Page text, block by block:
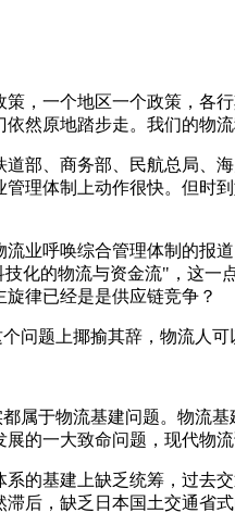
，一个地区一个政策，各
然原地踏步走。我们的物
道部、商务部、民航总局、
理体制上动作很快。但时
业呼唤综合管理体制的报
化的物流与资金流"，这一
律已经是是供应链竞争？
问题上揶揄其辞，物流人可
属于物流基建问题。物流
的一大致命问题，现代物
的基建上缺乏统筹，过去
后，缺乏日本国土交通省式